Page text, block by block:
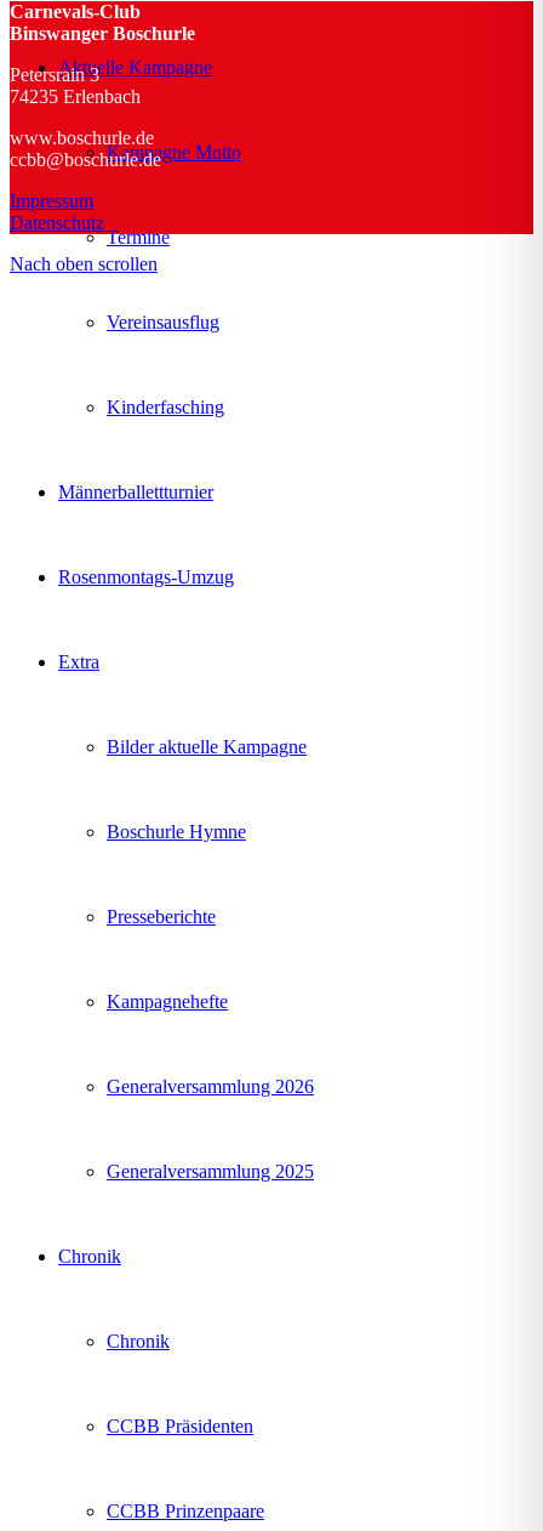
Aktuelle Kampagne
Kampagne Motto
Termine
Vereinsausflug
Kinderfasching
Männerballettturnier
Rosenmontags-Umzug
Extra
Bilder aktuelle Kampagne
Boschurle Hymne
Presseberichte
Kampagnehefte
Generalversammlung 2026
Generalversammlung 2025
Chronik
Chronik
CCBB Präsidenten
CCBB Prinzenpaare
Carnevals-Club
Binswanger Boschurle
Petersrain 3
74235 Erlenbach
www.boschurle.de
ccbb@boschurle.de
Impressum
Datenschutz
Nach oben scrollen